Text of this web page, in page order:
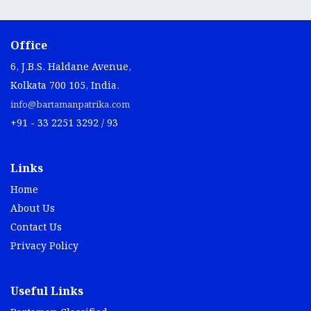
Office
6, J.B.S. Haldane Avenue,
Kolkata 700 105, India.
info@bartamanpatrika.com
+91 - 33 2251 3292 / 93
Links
Home
About Us
Contact Us
Privacy Policy
Useful Links